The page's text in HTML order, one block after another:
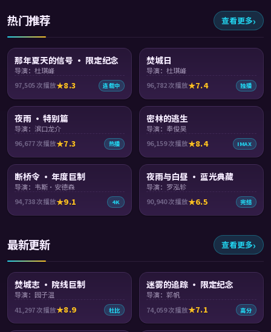
热门推荐 查看更多
那年夏天的信号 · 限定纪念
导演：杜琪峰
97,505 次播放 8.3 连载中
焚城日
导演：杜琪峰
96,782次播放 7.4 独播
夜雨 · 特别篇
导演：滨口龙介
96,677 次播放 7.3 热播
密林的逃生
导演：奉俊昊
96,159次播放 8.4 IMAX
断桥令 · 年度巨制
导演：韦斯·安德森
94,738 次播放 9.1 4K
夜雨与白昼 · 蓝光典藏
导演：罗泓轸
90,940次播放 6.5 完结
最新更新 查看更多
焚城志 · 院线巨制
导演：园子温
41,297 次播放 8.9 杜比
迷雾的追踪 · 限定纪念
导演：郭帆
74,059次播放 7.1 高分